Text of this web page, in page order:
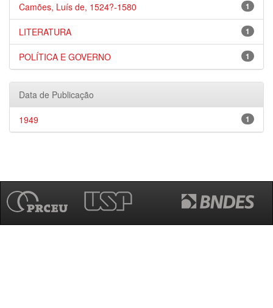
1
Camões, Luís de, 1524?-1580
1
LITERATURA
1
POLÍTICA E GOVERNO
Data de Publicação
1
1949